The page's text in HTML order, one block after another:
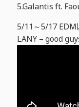
5.Galantis ft.
5/11～5/17 EDM
LANY – good